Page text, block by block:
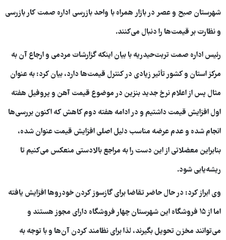
شهرستان صبح و عصر در بازار همراه با واحد بازرسی اداره صمت کار بازرسی
و نظارت بر قیمت‌ها را دنبال می‌کنند.
رئیس اداره صمت تربت‌حیدریه با بیان اینکه گزارشات مردمی و ارجاع آن به
مرکز استان و کشور تأثیر زیادی در کنترل قیمت‌ها دارد، بیان کرد: به عنوان
مثال پس از اعلام نرخ جدید بنزین در موضوع قیمت آهن و پروفیل هفته
اول افزایش قیمت داشتیم و در ادامه هفته دوم کاهش که اکنون بررسی‌ها
انجام شده و عدم عرضه مناسب دلیل اصلی افزایش قیمت عنوان شده،
بنابراین معضلاتی از این دست را به مراجع بالادستی منعکس می‌کنیم تا
ریشه‌یابی شود.
وی ابراز کرد: در حال حاضر تقاضا برای گازسوز کردن خودروها افزایش یافته
اما از ۱۵ فروشگاه این شهرستان چهار فروشگاه دارای مجوز هستند و
می‌توانند مخزن تحویل بگیرند، لذا برای نظامند کردن آن‌ها و با توجه به